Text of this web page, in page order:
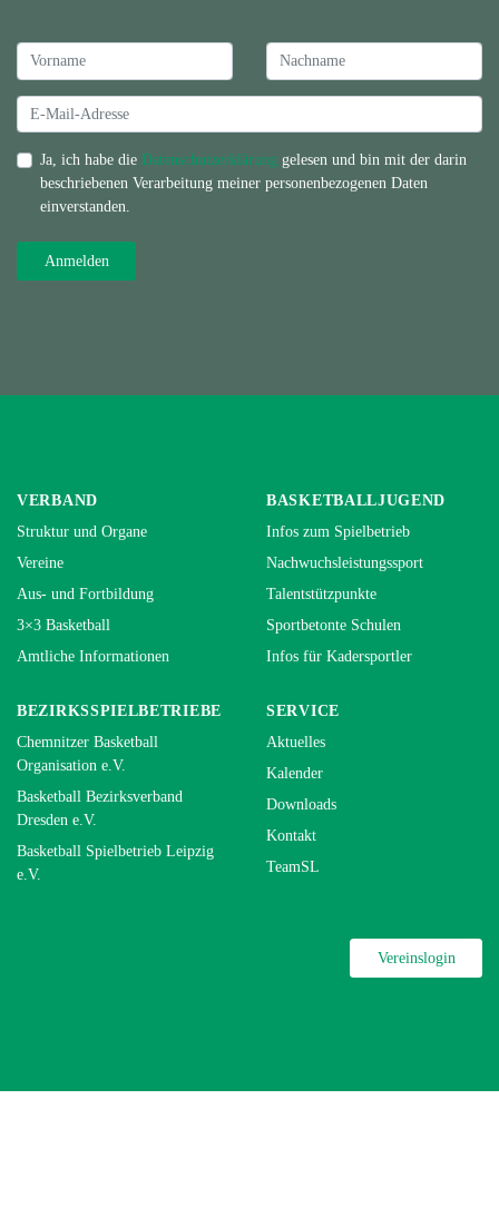
Ja, ich habe die Datenschutzerklärung gelesen und bin mit der darin
beschriebenen Verarbeitung meiner personenbezogenen Daten
einverstanden.
VERBAND
Struktur und Organe
Vereine
Aus- und Fortbildung
3×3 Basketball
Amtliche Informationen
BASKETBALLJUGEND
Infos zum Spielbetrieb
Nachwuchsleistungssport
Talentstützpunkte
Sportbetonte Schulen
Infos für Kadersportler
BEZIRKSSPIELBETRIEBE
Chemnitzer Basketball
Organisation e.V.
Basketball Bezirksverband
Dresden e.V.
Basketball Spielbetrieb Leipzig
e.V.
SERVICE
Aktuelles
Kalender
Downloads
Kontakt
TeamSL
Vereinslogin